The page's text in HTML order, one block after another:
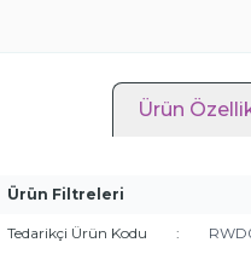
Ürün
Ürün Filtreleri
Tedarikçi Ürün Kodu :